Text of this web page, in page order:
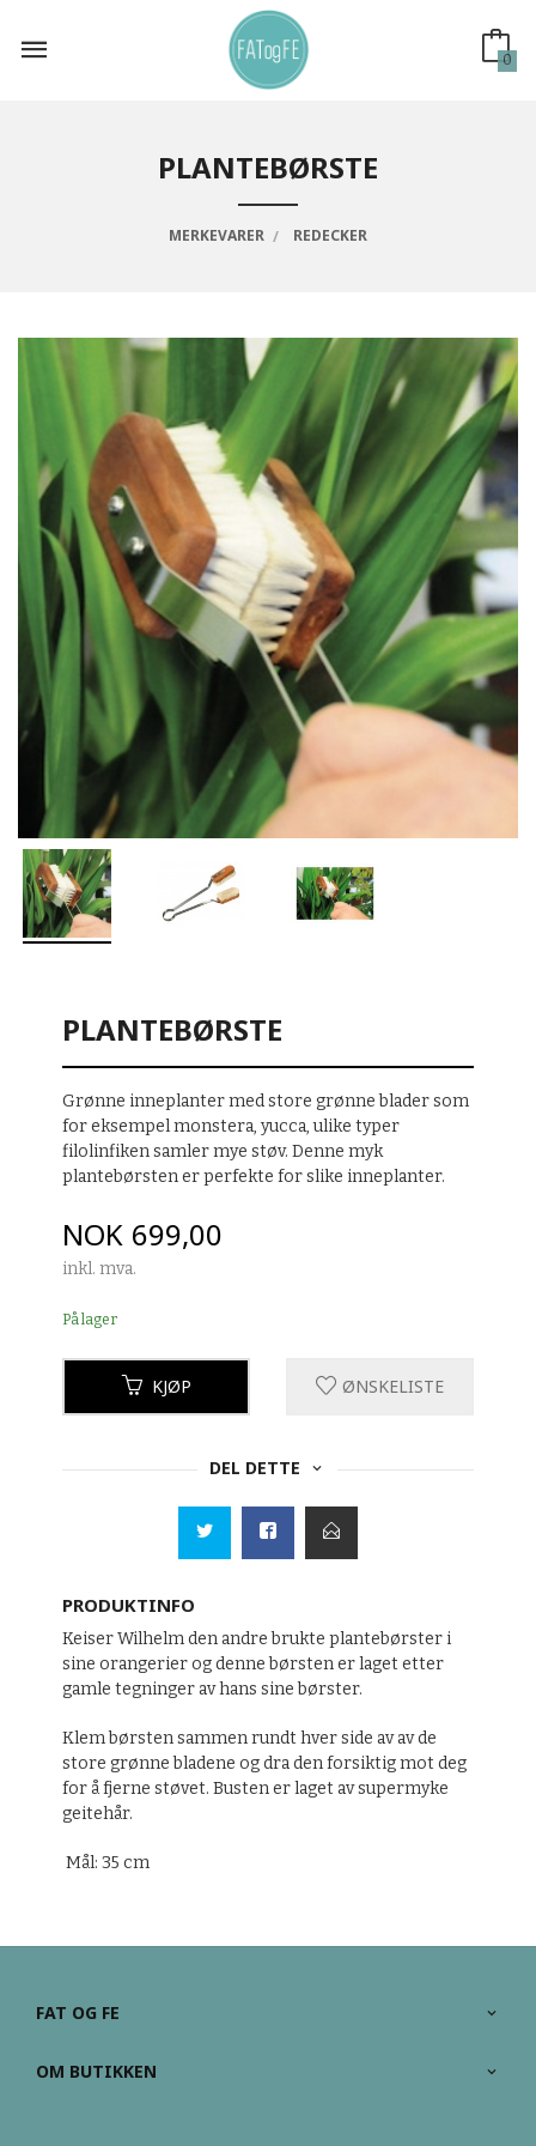
innholdet
0
PLANTEBØRSTE
MERKEVARER REDECKER
PLANTEBØRSTE
Grønne inneplanter med store grønne blader som
for eksempel monstera, yucca, ulike typer
filolinfiken samler mye støv. Denne myk
plantebørsten er perfekte for slike inneplanter.
Pris
NOK 699,00
inkl. mva.
På lager
KJØP ØNSKELISTE
DEL DETTE
PRODUKTINFO
Keiser Wilhelm den andre brukte plantebørster i
sine orangerier og denne børsten er laget etter
gamle tegninger av hans sine børster.
Klem børsten sammen rundt hver side av av de
store grønne bladene og dra den forsiktig mot deg
for å fjerne støvet. Busten er laget av supermyke
geitehår.
Mål: 35 cm
FAT OG FE
OM BUTIKKEN